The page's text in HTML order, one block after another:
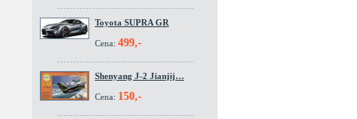
Toyota SUPRA GR
Cena: 499,-
Shenyang J-2 Jianjij…
Cena: 150,-